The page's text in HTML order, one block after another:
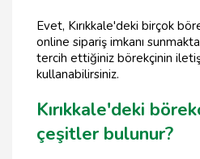
Evet, Kırıkkale'deki birçok
online sipariş imkanı
tercih ettiğiniz börekçinin
kullanabilirsiniz.
Kırıkkale'deki
çeşitler bulunur?